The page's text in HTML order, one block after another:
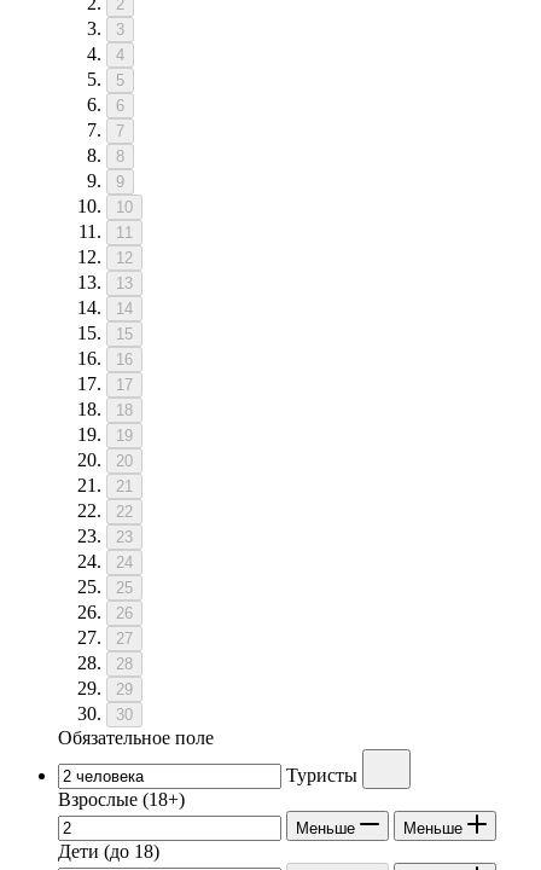
2
3
4
5
6
7
8
9
10
11
12
13
14
15
16
17
18
19
20
21
22
23
24
25
26
27
28
29
30
Обязательное поле
Туристы
Взрослые (18+)
Меньше Меньше
Дети (до 18)